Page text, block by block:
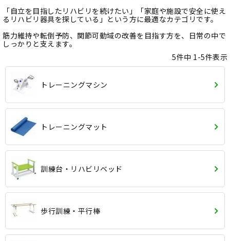
「自立を目指したリハビリを続けたい」「家庭や施設で安全に使え
るリハビリ器具を探している」という方に最適なカテゴリです。
筋力維持や転倒予防、関節可動域の改善を目指す方を、日常の中で
しっかりと支えます。
5件中 1-5件表示
トレーニングマシン
トレーニングマット
訓練台・リハビリベッド
歩行訓練・平行棒